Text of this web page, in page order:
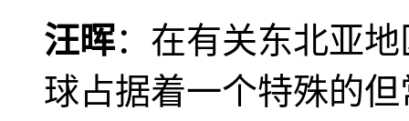
汪晖：在有关东北亚
球占据着一个特殊的